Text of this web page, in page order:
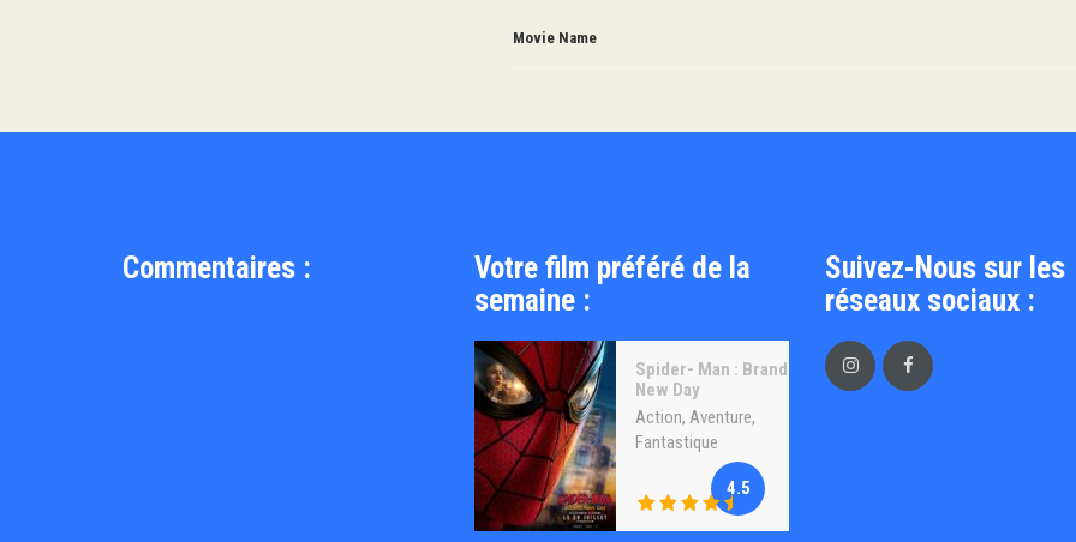
Movie Name
Commentaires :
Votre film préféré de la
semaine :
Spider- Man : Brand
New Day
Action, Aventure,
Fantastique
4.5
Suivez-Nous sur les
réseaux sociaux :